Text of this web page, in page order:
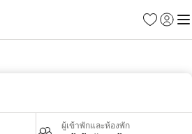
รายการโป
เข้าสู่ร
เมนู
ผู้เข้าพักและห้องพัก